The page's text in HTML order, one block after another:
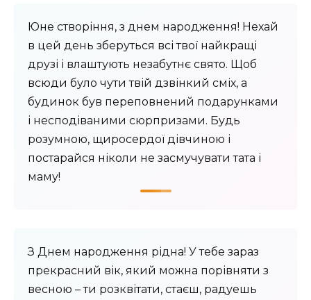
Юне створіння, з днем ​​народження! Нехай
в цей день зберуться всі твої найкращі
друзі і влаштують незабутнє свято. Щоб
всюди було чути твій дзвінкий сміх, а
будинок був переповнений подарунками
і несподіваними сюрпризами. Будь
розумною, щиросердої дівчиною і
постарайся ніколи не засмучувати тата і
маму!
З Днем народження рідна! У тебе зараз
прекрасний вік, який можна порівняти з
весною – ти розквітати, стаєш, радуешь